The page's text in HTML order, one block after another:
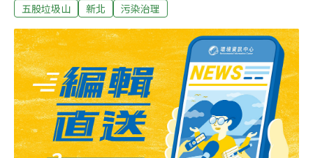
帶頭作用，呼籲當地私人土地能跟進施作綠美化工程並於
業用地，希望私有土地使用情形都能排除，趕在明年10月
前回歸農業使用或綠美化。
五股垃圾山 新北 污染治理